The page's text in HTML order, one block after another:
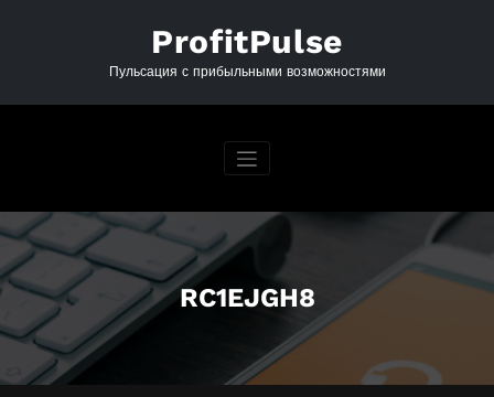
ProfitPulse
Пульсация с прибыльными возможностями
RC1EJGH8